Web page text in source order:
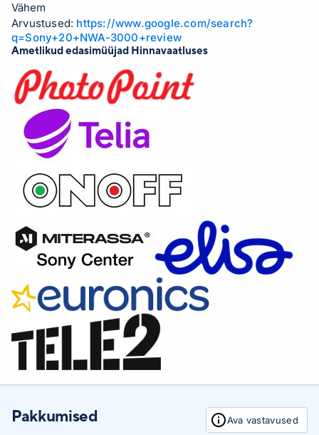
Vähem
Arvustused: https://www.google.com/search?
q=Sony+20+NWA-3000+review
Ametlikud edasimüüjad Hinnavaatluses
Pakkumised Ava vastavused